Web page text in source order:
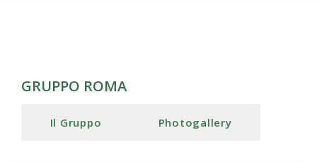
GRUPPO ROMA
Il Gruppo Photogallery